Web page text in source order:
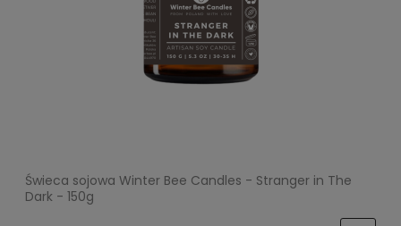
Świeca sojowa Winter Bee Candles - Stranger in The
Dark - 150g